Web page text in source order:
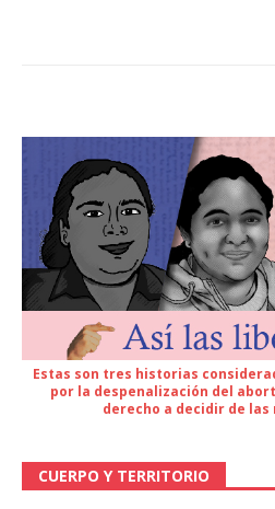
Estas son tres historias
por la despenalización del
derecho a decidir de las
CUERPO Y TERRITORIO